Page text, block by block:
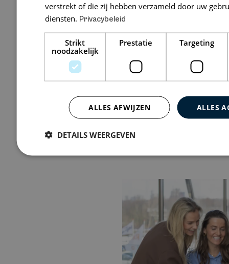
Bekijk 0 vacatures
verstrekt of die zij hebben verzameld door uw
diensten. Privacybeleid
Strikt
noodzakelijk
Prestatie Targeting
ALLES
ALLES AFWIJZEN
DETAILS WEERGEVEN